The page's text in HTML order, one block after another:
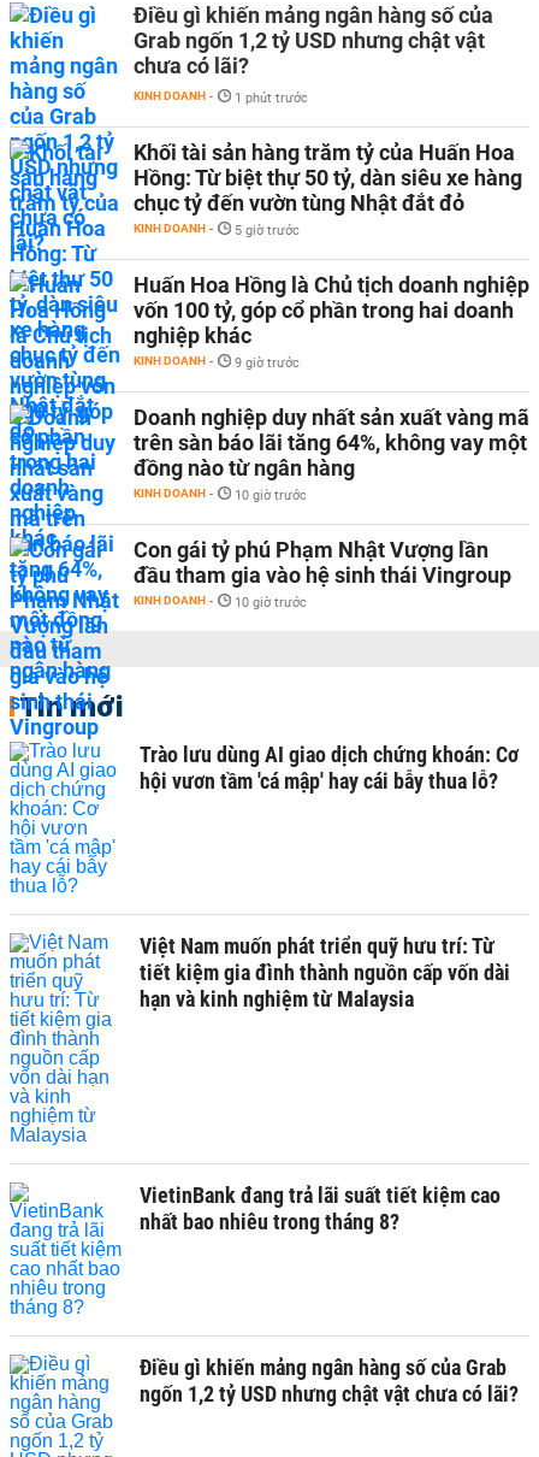
Điều gì khiến mảng ngân hàng số của
Grab ngốn 1,2 tỷ USD nhưng chật vật
chưa có lãi?
KINH DOANH - 1 phút trước
Khối tài sản hàng trăm tỷ của Huấn Hoa
Hồng: Từ biệt thự 50 tỷ, dàn siêu xe hàng
chục tỷ đến vườn tùng Nhật đắt đỏ
KINH DOANH - 5 giờ trước
Huấn Hoa Hồng là Chủ tịch doanh nghiệp
vốn 100 tỷ, góp cổ phần trong hai doanh
nghiệp khác
KINH DOANH - 9 giờ trước
Doanh nghiệp duy nhất sản xuất vàng mã
trên sàn báo lãi tăng 64%, không vay một
đồng nào từ ngân hàng
KINH DOANH - 10 giờ trước
Con gái tỷ phú Phạm Nhật Vượng lần
đầu tham gia vào hệ sinh thái Vingroup
KINH DOANH - 10 giờ trước
Tin mới
Trào lưu dùng AI giao dịch chứng khoán: Cơ
hội vươn tầm 'cá mập' hay cái bẫy thua lỗ?
Việt Nam muốn phát triển quỹ hưu trí: Từ
tiết kiệm gia đình thành nguồn cấp vốn dài
hạn và kinh nghiệm từ Malaysia
VietinBank đang trả lãi suất tiết kiệm cao
nhất bao nhiêu trong tháng 8?
Điều gì khiến mảng ngân hàng số của Grab
ngốn 1,2 tỷ USD nhưng chật vật chưa có lãi?